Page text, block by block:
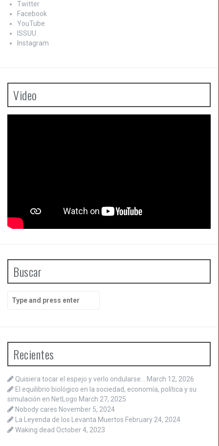
Twitter
Facebook
YouTube
ISSUU
Instagram
Video
Buscar
for:
Recientes
Quisiera tocar el espejo y verlo ondularse…
March 12, 2026
El equilibrio biológico en la sociedad, economía, política y su
simulación en NetLogo March 27, 2025
Nobody cares November 5, 2024
La Leyenda de los Levanta Muertos February 24, 2024
Waking dead October 4, 2023